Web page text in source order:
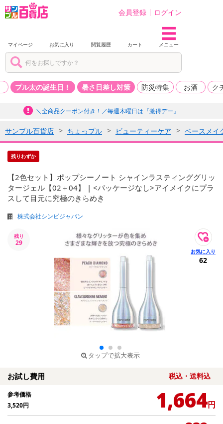
会員登録 ログイン
マイページ お気に入り 閲覧履歴 カート メニュー
プル太の誕生日！ 暑さ日差し対策 防災特集 お酒 ク
＼全商品クーポン付き！／毎週木曜日は『激得デー』
サンプル百貨店 ちょっプル ビューティーケア ベースメイ
残りわずか
【2色セット】ポップシーノート シャインラスティンググリッ
タージェル【02＋04】 | <パッケージなし>アイメイクにプラ
スして目元に究極のきらめき
株式会社シンビジャパン
残り
29
タップで拡大表示
62
お試し費用 税込・送料込
参考価格
3,520円 1,664円